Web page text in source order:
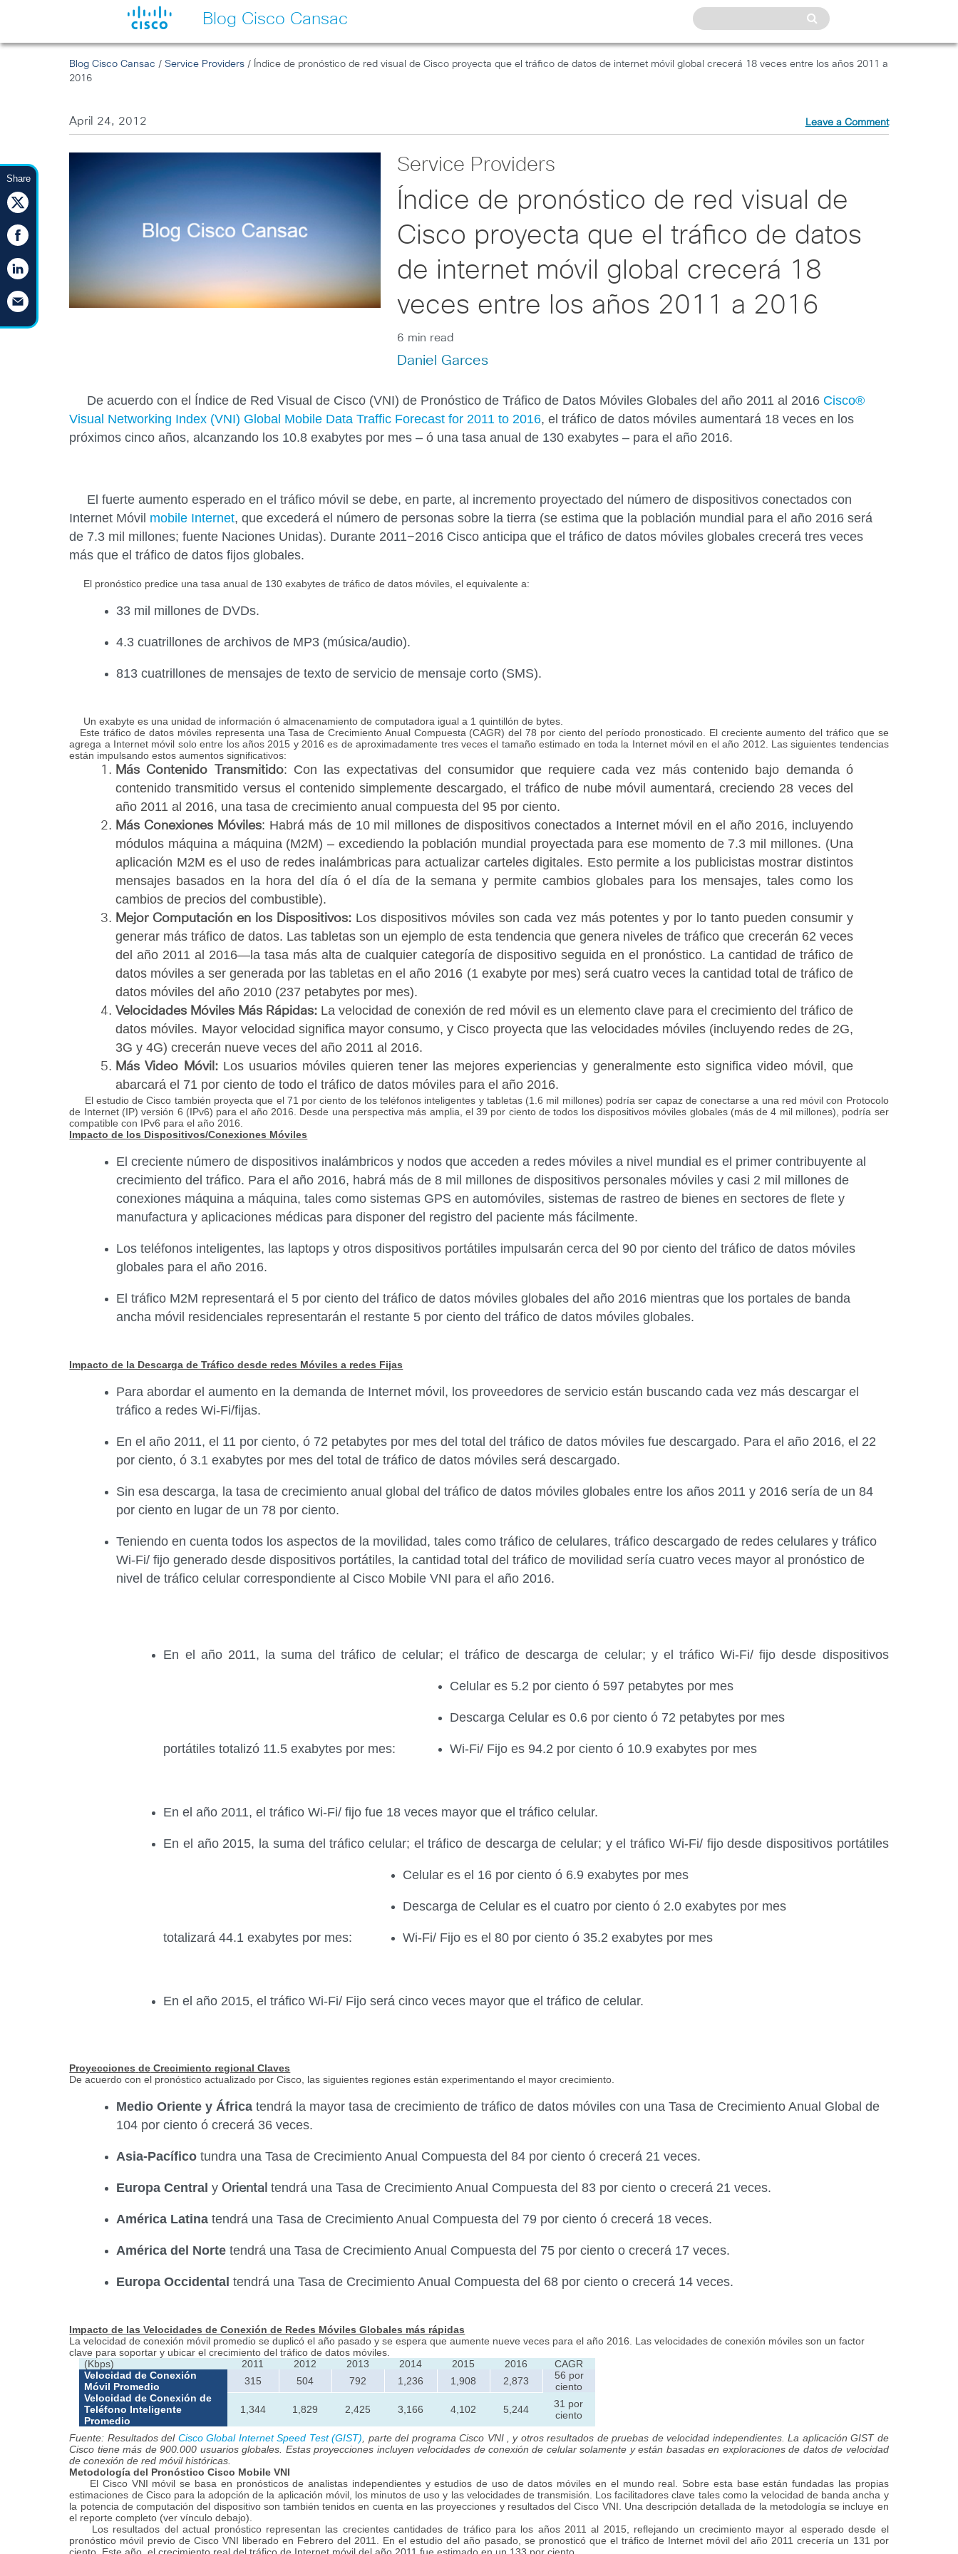
Blog Cisco Cansac
Share
Blog Cisco Cansac /Service Providers / Índice de pronóstico de red visual de Cisco proyecta que el tráfico de datos de internet móvil global crecerá 18 veces entre los años 2011 a
2016
April 24, 2012 Leave a Comment
Service Providers
Índice de pronóstico de red visual de
Cisco proyecta que el tráfico de datos
de internet móvil global crecerá 18
veces entre los años 2011 a 2016
6 min read
Daniel Garces
De acuerdo con el Índice de Red Visual de Cisco (VNI) de Pronóstico de Tráfico de Datos Móviles Globales del año 2011 al 2016 Cisco®
Visual Networking Index (VNI) Global Mobile Data Traffic Forecast for 2011 to 2016, el tráfico de datos móviles aumentará 18 veces en los
próximos cinco años, alcanzando los 10.8 exabytes por mes – ó una tasa anual de 130 exabytes – para el año 2016.
El fuerte aumento esperado en el tráfico móvil se debe, en parte, al incremento proyectado del número de dispositivos conectados con
Internet Móvil mobile Internet,que excederá el número de personas sobre la tierra (se estima que la población mundial para el año 2016 será
de 7.3 mil millones; fuente Naciones Unidas). Durante 2011−2016 Cisco anticipa que el tráfico de datos móviles globales crecerá tres veces
más que el tráfico de datos fijos globales.
El pronóstico predice una tasa anual de 130 exabytes de tráfico de datos móviles, el equivalente a:
33 mil millonesde DVDs.
4.3 cuatrillones de archivos de MP3 (música/audio).
813 cuatrillones de mensajes de texto de servicio de mensaje corto (SMS).
Un exabyte es una unidad de información ó almacenamiento de computadora igual a 1 quintillón de bytes
Este tráfico de datos móviles representa una Tasa de Crecimiento Anual Compuesta (CAGR) del 78 por ciento del período pronosticado. El creciente aumento del tráfico que se
agrega a Internet móvil solo entre los años 2015 y 2016 es de aproximadamente tres veces el tamaño estimado en toda la Internet móvil en el año 2012. Las siguientes tendencias
están impulsando estos aumentos significativos:
Más Contenido Transmitido: Con las expectativas del consumidor que requiere cada vez más contenido bajo demanda ó
contenido transmitido versus el contenido simplemente descargado, el tráfico de nube móvil aumentará, creciendo 28 veces del
año 2011 al 2016, una tasa de crecimiento anual compuesta del 95 por ciento.
Más Conexiones Móviles: Habrá más de 10 mil millones de dispositivos conectados a Internet móvil en el año 2016, incluyendo
módulos máquina a máquina (M2M) – excediendo la población mundial proyectada para ese momento de 7.3 mil millones. (Una
aplicación M2M es el uso de redes inalámbricas para actualizar carteles digitales. Esto permite a los publicistas mostrar distintos
mensajes basados en la hora del día ó el día de la semana y permite cambios globales para los mensajes, tales como los
cambios de precios del combustible).
Mejor Computación en los Dispositivos: Los dispositivos móviles son cada vez más potentes y por lo tanto pueden consumir y
generar más tráfico de datos. Las tabletas son un ejemplo de esta tendencia que genera niveles de tráfico que crecerán 62 veces
del año 2011 al 2016—la tasa más alta de cualquier categoría de dispositivo seguida en el pronóstico. La cantidad de tráfico de
datos móviles a ser generada por las tabletas en el año 2016 (1 exabyte por mes) será cuatro veces la cantidad total de tráfico de
datos móviles del año 2010 (237 petabytes por mes).
Velocidades Móviles Más Rápidas: La velocidad de conexión de red móvil es un elemento clave para el crecimiento del tráfico de
datos móviles. Mayor velocidad significa mayor consumo, y Cisco proyecta que las velocidades móviles (incluyendo redes de 2G,
3G y 4G) crecerán nueve veces del año 2011 al 2016.
Más Video Móvil: Los usuarios móviles quieren tener las mejores experiencias y generalmente esto significa video móvil, que
abarcará el 71 por ciento de todo el tráfico de datos móviles para el año 2016.
El estudio de Cisco también proyecta que el 71 por ciento de los teléfonos inteligentes y tabletas (1.6 mil millones) podría ser capaz de conectarse a una red móvil con Protocolo
de Internet (IP) versión 6 (IPv6) para el año 2016. Desde una perspectiva más amplia, el 39 por ciento de todos los dispositivos móviles globales (más de 4 mil millones), podría ser
compatible con IPv6 para el año 2016.
Impacto de los Dispositivos/Conexiones Móviles
El creciente número de dispositivos inalámbricos y nodos que acceden a redes móviles a nivel mundial es el primer contribuyente al
crecimiento del tráfico. Para el año 2016, habrá más de 8 mil millones de dispositivos personales móviles y casi 2 mil millones de
conexiones máquina a máquina, tales como sistemas GPS en automóviles, sistemas de rastreo de bienes en sectores de flete y
manufactura y aplicaciones médicas para disponer del registro del paciente más fácilmente.
Los teléfonos inteligentes, las laptops y otros dispositivos portátiles impulsarán cerca del 90 por ciento del tráfico de datos móviles
globales para el año 2016.
El tráfico M2M representará el 5 por ciento del tráfico de datos móviles globales del año 2016 mientras que los portales de banda
ancha móvil residenciales representarán el restante 5 por ciento del tráfico de datos móviles globales.
Impacto de la Descarga de Tráfico desde redes Móviles a redes Fijas
Para abordar el aumento en la demanda de Internet móvil, los proveedores de servicio están buscando cada vez más descargar el
tráfico a redes Wi-Fi/fijas.
En el año 2011, el 11 por ciento, ó 72 petabytes por mes del total del tráfico de datos móviles fue descargado. Para el año 2016, el 22
por ciento, ó 3.1 exabytes por mes del total de tráfico de datos móviles será descargado.
Sin esa descarga, la tasa de crecimiento anual global del tráfico de datos móviles globales entre los años 2011 y 2016 sería de un 84
por ciento en lugar de un 78 por ciento.
Teniendo en cuenta todos los aspectos de la movilidad, tales como tráfico de celulares, tráfico descargado de redes celulares y tráfico
Wi-Fi/ fijo generado desde dispositivos portátiles, la cantidad total del tráfico de movilidad sería cuatro veces mayor al pronóstico de
nivel de tráfico celular correspondiente al Cisco Mobile VNI para el año 2016.
En el año 2011, la suma del tráfico de celular; el tráfico de descarga de celular; y el tráfico Wi-Fi/ fijo desde dispositivos
portátiles totalizó 11.5 exabytes por mes:
Celular es 5.2 por ciento ó 597 petabytes por mes
Descarga Celular es 0.6 por ciento ó 72 petabytes por mes
Wi-Fi/ Fijo es 94.2 por ciento ó 10.9 exabytes por mes
En el año 2011, el tráfico Wi-Fi/ fijo fue 18 veces mayor que el tráfico celular.
En el año 2015, la suma del tráfico celular; el tráfico de descarga de celular; y el tráfico Wi-Fi/ fijo desde dispositivos portátiles
totalizará 44.1 exabytes por mes:
Celular es el 16 por ciento ó 6.9 exabytes por mes
Descarga de Celular es el cuatro por ciento ó 2.0 exabytes por mes
Wi-Fi/ Fijo es el 80 por ciento ó 35.2 exabytes por mes
En el año 2015, el tráfico Wi-Fi/ Fijo será cinco veces mayor que el tráfico de celular.
Proyecciones de Crecimiento regional Claves
De acuerdo con el pronóstico actualizado por Cisco, las siguientes regiones están experimentando el mayor crecimiento.
Medio Oriente y África tendrá la mayor tasa de crecimiento de tráfico de datos móviles con una Tasa de Crecimiento Anual Global de
104 por ciento ó crecerá 36 veces.
Asia-Pacífico tundra una Tasa de Crecimiento Anual Compuesta del 84 por ciento ó crecerá 21 veces.
Europa Centraly Oriental tendrá una Tasa de Crecimiento Anual Compuesta del 83 por ciento o crecerá 21 veces.
América Latina tendrá una Tasa de Crecimiento Anual Compuesta del 79 por ciento ó crecerá 18 veces.
América del Norte tendrá una Tasa de Crecimiento Anual Compuesta del 75 por ciento o crecerá 17 veces.
Europa Occidentaltendrá una Tasa de Crecimiento Anual Compuesta del 68 por ciento o crecerá 14 veces.
Impacto de las Velocidades de Conexión de Redes Móviles Globales más rápidas
La velocidad de conexión móvil promedio se duplicó el año pasado y se espera que aumente nueve veces para el año 2016. Las velocidades de conexión móviles son un factor
clave para soportar y ubicar el crecimiento del tráfico de datos móviles.
(Kbps)
2011 2012 2013 2014 2015 2016
CAGR
Velocidad de Conexión
Móvil Promedio
315 504 792 1,236 1,908 2,873
56 por
ciento
Velocidad de Conexión de
Teléfono Inteligente
Promedio
1,344 1,829 2,425 3,166 4,102 5,244
31 por
ciento
Fuente: Resultados del Cisco Global Internet Speed Test (GIST) , parte del programa Cisco VNI , y otros resultados de pruebas de velocidad independientes. La aplicación GIST de
Cisco tiene más de 900.000 usuarios globales. Estas proyecciones incluyen velocidades de conexión de celular solamente y están basadas en exploraciones de datos de velocidad
de conexión de red móvil históricas.
Metodologíadel Pronóstico Cisco Mobile VNI
El Cisco VNI móvil se basa en pronósticos de analistas independientes y estudios de uso de datos móviles en el mundo real. Sobre esta base están fundadas las propias
estimaciones de Cisco para la adopción de la aplicación móvil, los minutos de uso y las velocidades de transmisión. Los facilitadores clave tales como la velocidad de banda ancha y
la potencia de computación del dispositivo son también tenidos en cuenta en las proyecciones y resultados del Cisco VNI. Una descripción detallada de la metodología se incluye en
el reporte completo (ver vínculo debajo).
Los resultados del actual pronóstico representan las crecientes cantidades de tráfico para los años 2011 al 2015, reflejando un crecimiento mayor al esperado desde el
pronóstico móvil previo de Cisco VNI liberado en Febrero del 2011. En el estudio del año pasado, se pronosticó que el tráfico de Internet móvil del año 2011 crecería un 131 por